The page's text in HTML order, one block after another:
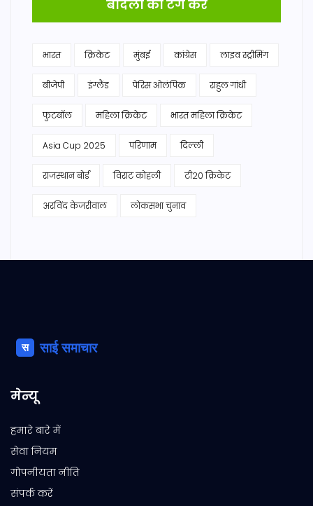
बादलों को टैग करें
भारत क्रिकेट मुंबई कांग्रेस लाइव स्ट्रीमिंग
बीजेपी इंग्लैंड पेरिस ओलंपिक राहुल गांधी
फुटबॉल महिला क्रिकेट भारत महिला क्रिकेट
Asia Cup 2025 परिणाम दिल्ली
राजस्थान बोर्ड विराट कोहली टी20 क्रिकेट
अरविंद केजरीवाल लोकसभा चुनाव
मेन्यू
हमारे बारे में
सेवा नियम
गोपनीयता नीति
संपर्क करें